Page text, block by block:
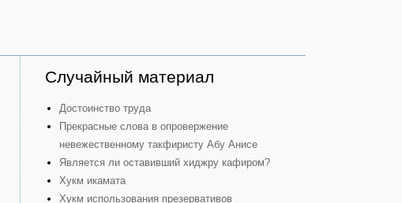
Случайный материал
Достоинство труда
Прекрасные слова в опровержение
невежественному такфиристу Абу Анисе
Является ли оставивший хиджру кафиром?
Хукм икамата
Хукм использования презервативов